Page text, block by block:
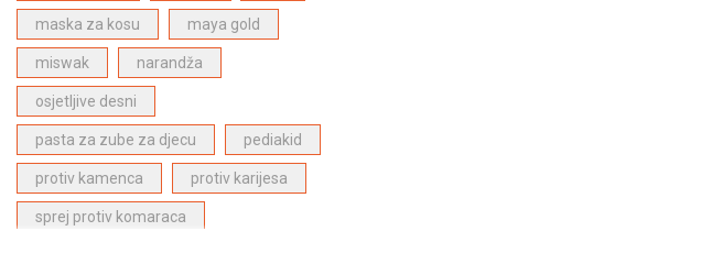
maska za kosu maya gold
miswak narandža
osjetljive desni
pasta za zube za djecu pediakid
protiv kamenca protiv karijesa
sprej protiv komaraca